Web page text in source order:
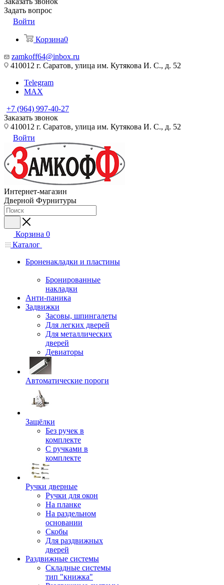
Задать вопрос
Войти
Корзина0
zamkoff64@inbox.ru
410012 г. Саратов, улица им. Кутякова И. С., д. 52
Telegram
MAX
+7 (964) 997-40-27
Заказать звонок
410012 г. Саратов, улица им. Кутякова И. С., д. 52
Войти
Интернет-магазин
Дверной Фурнитуры
Корзина 0
Каталог
Броненакладки и пластины
Бронированные
накладки
Анти-паника
Задвижки
Засовы, шпингалеты
Для легких дверей
Для металлических
дверей
Девиаторы
Автоматические пороги
Защёлки
Без ручек в
комплекте
С ручками в
комплекте
Ручки дверные
Ручки для окон
На планке
На раздельном
основании
Скобы
Для раздвижных
дверей
Раздвижные системы
Складные системы
тип "книжка"